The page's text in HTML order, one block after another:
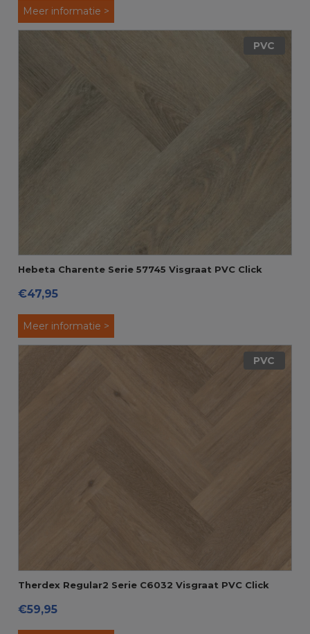
Meer informatie >
PVC
Hebeta Charente Serie 57745 Visgraat PVC Click
€47,95
Meer informatie >
PVC
Therdex Regular2 Serie C6032 Visgraat PVC Click
€59,95